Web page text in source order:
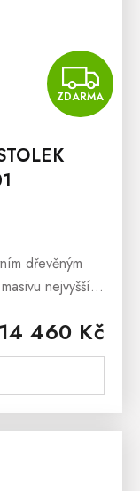
ZDARMA
14 460 Kč
dřevěným
nejvyšší